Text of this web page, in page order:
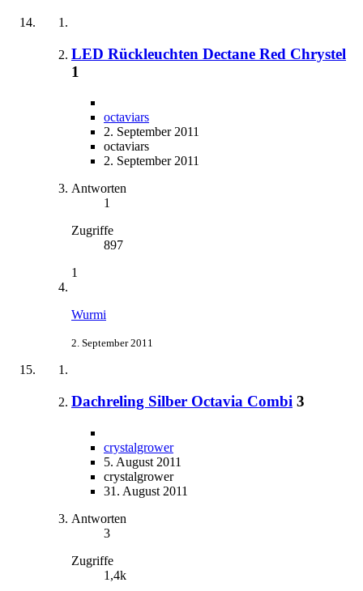
LED Rückleuchten Dectane Red Chrystel
1
octaviars
2. September 2011
octaviars
2. September 2011
Antworten
1
Zugriffe
897
1
Wurmi
2. September 2011
Dachreling Silber Octavia Combi 3
crystalgrower
5. August 2011
crystalgrower
31. August 2011
Antworten
3
Zugriffe
1,4k